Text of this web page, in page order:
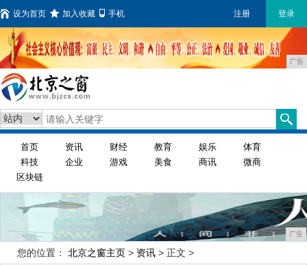
设为首页 加入收藏 手机 注册 登录
广告
首页 资讯 财经 教育 娱乐
体育
科技
企业 游戏 美食 商讯
微商
区块链
广告
您的位置： 北京之窗主页 > 资讯 > 正文 >